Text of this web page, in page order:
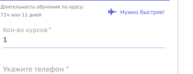
Длительность обучения по курсу:
72ч или 11 дней
Нужно быстрее!
Кол-во курсов *
Укажите телефон *